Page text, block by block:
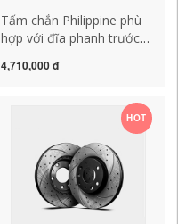
Tấm chắn Philippine phù
hợp với đĩa phanh trước
Touareg Phaeton EOS
4,710,000 đ
HOT